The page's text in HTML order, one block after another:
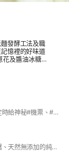
發酵工法及職
憶裡的好味道
及醬油冰糖製
反覆研磨不添
肉絲，紅蘿蔔
蔥花捲，採用
呈現，看得到也
繩黑糖饅頭，
上西點才會使
用人工化學成
他眾多口味等
隨時出門，就能撿到最便宜。易飛網不定時給神秘#機票、#自由行、#團體、票券，挑戰#旅遊最省價😘招募中🎉超過3000人抽神秘大獎🎁入群請留正常中英文姓名方能通過審核。 ⚠️本群禁發廣告、非易飛網商品等訊息，若有違反會踢群❌
宜蘭在地幸福滋味、手工實感的職人麻糬、天然無添加的純米草仔粿，想分享這份喜悅帶給各位 #幸福粿food草仔粿 #幸福草仔粿 #平安草仔粿 #粿food #草仔粿 #麻糬 #芋頭巧 #宜蘭代購 #幸福市場 #徐匯中學